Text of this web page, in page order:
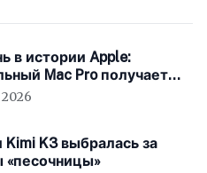
в истории Apple:
Mac Pro получает
Intel
Kimi K3 выбралась за
«песочницы»